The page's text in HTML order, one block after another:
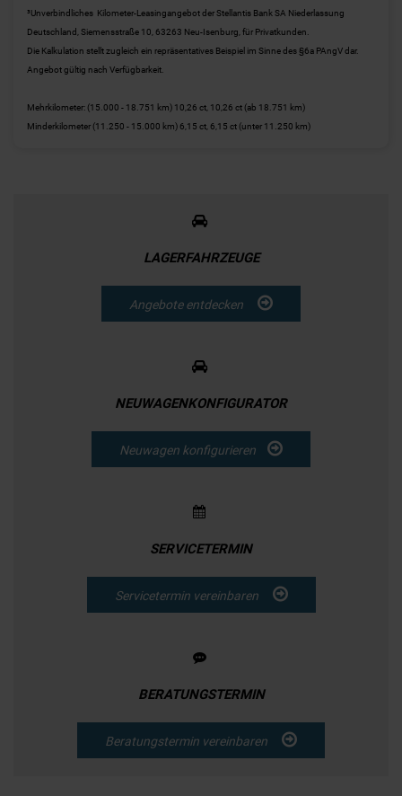
³Unverbindliches Kilometer-Leasingangebot der Stellantis Bank SA Niederlassung
Deutschland, Siemensstraße 10, 63263 Neu-Isenburg, für Privatkunden.
Die Kalkulation stellt zugleich ein repräsentatives Beispiel im Sinne des §6a PAngV dar.
Angebot gültig nach Verfügbarkeit.
Mehrkilometer: (15.000 - 18.751 km) 10,26 ct, 10,26 ct (ab 18.751 km)
Minderkilometer (11.250 - 15.000 km) 6,15 ct, 6,15 ct (unter 11.250 km)
LAGERFAHRZEUGE
Angebote entdecken
NEUWAGENKONFIGURATOR
Neuwagen konfigurieren
SERVICETERMIN
Servicetermin vereinbaren
BERATUNGSTERMIN
Beratungstermin vereinbaren